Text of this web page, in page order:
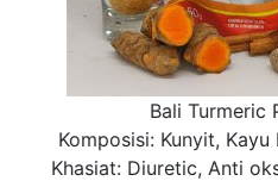
Bali Turmeric
Komposisi: Kunyit, Kayu
Khasiat: Diuretic, Anti